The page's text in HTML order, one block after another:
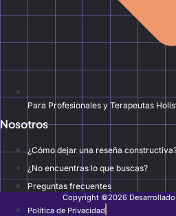
Para Profesionales y Terapeutas
Nosotros
¿Cómo dejar una reseña
¿No encuentras lo que buscas?
Preguntas frecuentes
Copyright ©2026
Política de Privacidad